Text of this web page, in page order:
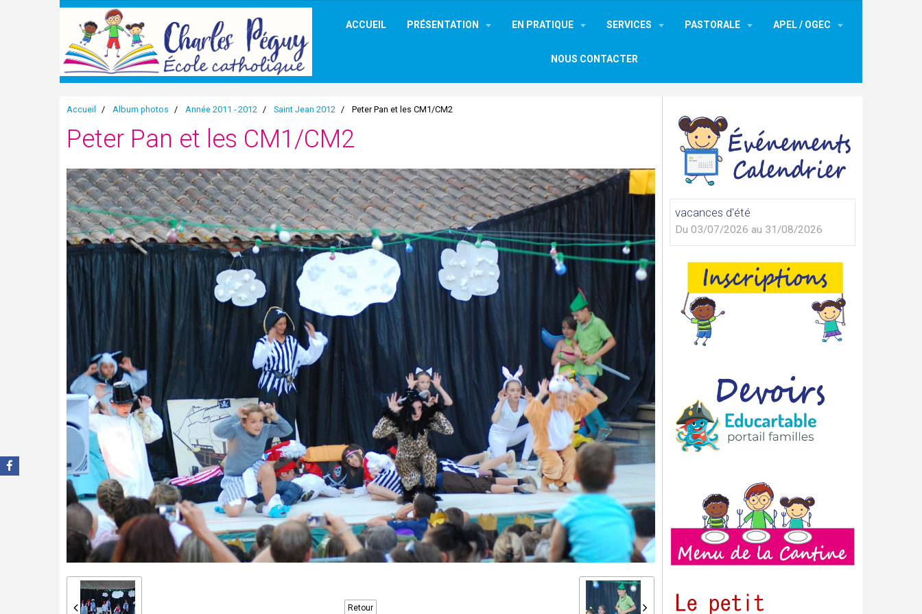
ACCUEIL PRÉSENTATION EN PRATIQUE SERVICES PASTORALE APEL / OGEC
NOUS CONTACTER
Accueil Album photos Année 2011 - 2012 Saint Jean 2012 Peter Pan et les CM1/CM2
Peter Pan et les CM1/CM2
Retour
vacances d'été
Du 03/07/2026 au 31/08/2026